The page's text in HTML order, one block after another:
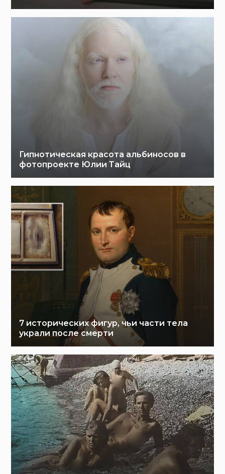
Гипнотическая красота альбиносов в
фотопроекте Юлии Тайц
7 исторических фигур, чьи части тела
украли после смерти